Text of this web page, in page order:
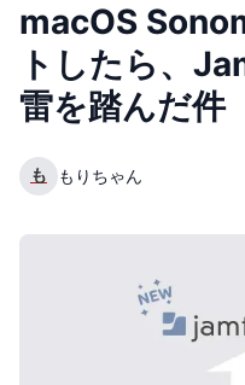
macOS
トしたら、
雷を踏んだ件
も もりちゃん